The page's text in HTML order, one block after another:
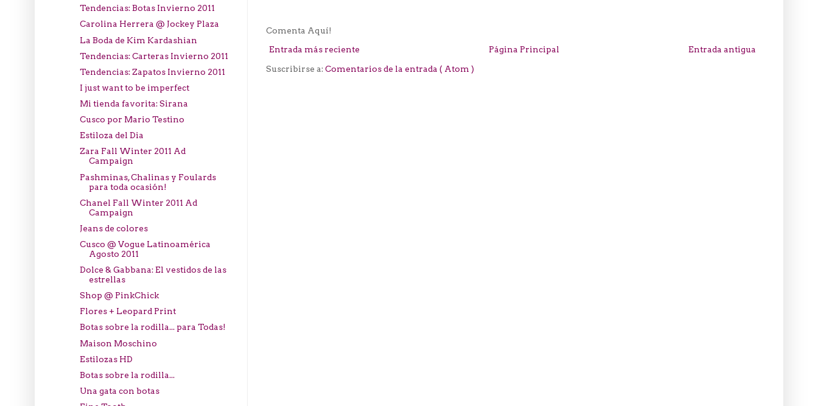
Comenta Aquí!
Entrada más reciente
Entrada antigua
Página Principal
Suscribirse a:Comentarios de la entrada ( Atom )
Tendencias: Botas Invierno 2011
Carolina Herrera @ Jockey Plaza
La Boda de Kim Kardashian
Tendencias: Carteras Invierno 2011
Tendencias: Zapatos Invierno 2011
I just want to be imperfect
Mi tienda favorita: Sirana
Cusco por Mario Testino
Estiloza del Dia
Zara Fall Winter 2011 Ad
Campaign
Pashminas, Chalinas y Foulards
para toda ocasión!
Chanel Fall Winter 2011 Ad
Campaign
Jeans de colores
Cusco @ Vogue Latinoamérica
Agosto 2011
Dolce & Gabbana: El vestidos de las
estrellas
Shop @ PinkChick
Flores + Leopard Print
Botas sobre la rodilla... para Todas!
Maison Moschino
Estilozas HD
Botas sobre la rodilla...
Una gata con botas